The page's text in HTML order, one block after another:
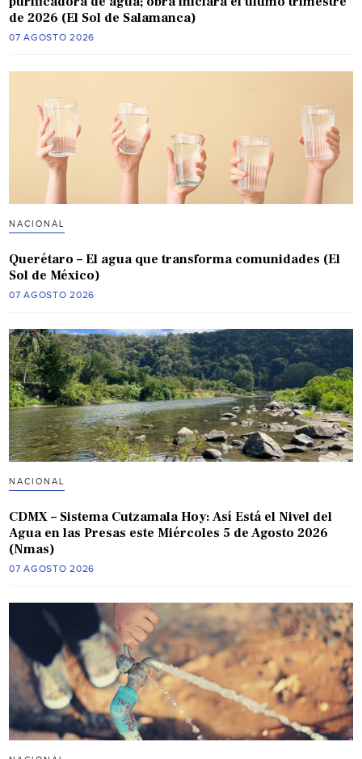
de 2026 (El Sol de Salamanca)
07 AGOSTO 2026
NACIONAL
Querétaro – El agua que transforma comunidades (El
Sol de México)
07 AGOSTO 2026
NACIONAL
CDMX – Sistema Cutzamala Hoy: Así Está el Nivel del
Agua en las Presas este Miércoles 5 de Agosto 2026
(Nmas)
07 AGOSTO 2026